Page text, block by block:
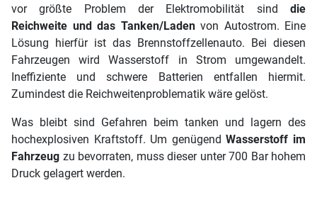
vor größte Problem der Elektromobilität sind die
Reichweite und das Tanken/Ladenvon Autostrom. Eine
Lösung hierfür ist das Brennstoffzellenauto. Bei diesen
Fahrzeugen wird Wasserstoff in Strom umgewandelt.
Ineffiziente und schwere Batterien entfallen hiermit.
Zumindest die Reichweitenproblematik wäre gelöst.
Was bleibt sind Gefahren beim tanken und lagern des
hochexplosiven Kraftstoff. Um genügendWasserstoff im
Fahrzeug zu bevorraten, muss dieser unter 700 Bar hohem
Druck gelagert werden.